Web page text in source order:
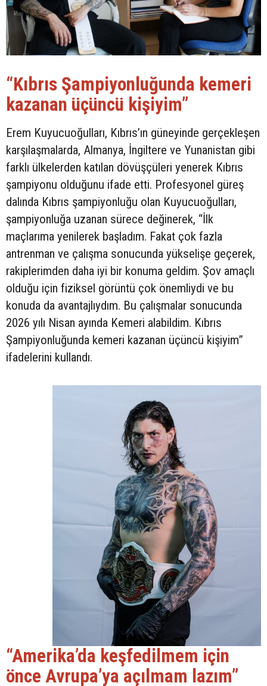
“Kıbrıs Şampiyonluğunda kemeri
kazanan üçüncü kişiyim”
Erem Kuyucuoğulları, Kıbrıs’ın güneyinde gerçekleşen
karşılaşmalarda, Almanya, İngiltere ve Yunanistan gibi
farklı ülkelerden katılan dövüşçüleri yenerek Kıbrıs
şampiyonu olduğunu ifade etti. Profesyonel güreş
dalında Kıbrıs şampiyonluğu olan Kuyucuoğulları,
şampiyonluğa uzanan sürece değinerek, “İlk
maçlarıma yenilerek başladım. Fakat çok fazla
antrenman ve çalışma sonucunda yükselişe geçerek,
rakiplerimden daha iyi bir konuma geldim. Şov amaçlı
olduğu için fiziksel görüntü çok önemliydi ve bu
konuda da avantajlıydım. Bu çalışmalar sonucunda
2026 yılı Nisan ayında Kemeri alabildim. Kıbrıs
Şampiyonluğunda kemeri kazanan üçüncü kişiyim”
ifadelerini kullandı.
“Amerika’da keşfedilmem için
önce Avrupa’ya açılmam lazım”